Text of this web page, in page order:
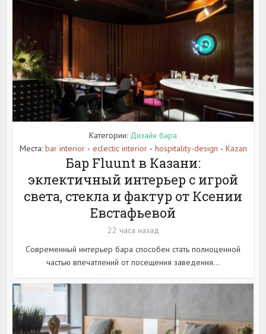
Категории: Дизайн бара
Места: bar interior • eclectic interior • hospitality-design • Kazan
Бар Fluunt в Казани:
эклектичный интерьер с игрой
света, стекла и фактур от Ксении
Евстафьевой
22 часа назад
Современный интерьер бара способен стать полноценной
частью впечатлений от посещения заведения...